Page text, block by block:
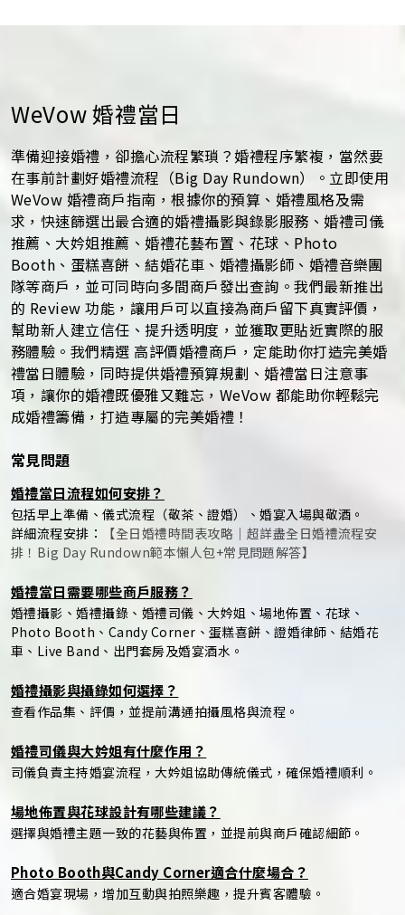
WeVow 婚禮當日
準備迎接婚禮，卻擔心流程繁瑣？婚禮程序繁複，當然要
在事前計劃好婚禮流程（Big Day Rundown）。立即使用
WeVow 婚禮商戶指南，根據你的預算、婚禮風格及需
求，快速篩選出最合適的婚禮攝影與錄影服務、婚禮司儀
推薦、大妗姐推薦、婚禮花藝布置、花球、Photo
Booth、蛋糕喜餅、結婚花車、婚禮攝影師、婚禮音樂團
隊等商戶，並可同時向多間商戶發出查詢。我們最新推出
的 Review 功能，讓用戶可以直接為商戶留下真實評價，
幫助新人建立信任、提升透明度，並獲取更貼近實際的服
務體驗。我們精選 高評價婚禮商戶，定能助你打造完美婚
禮當日體驗，同時提供婚禮預算規劃、婚禮當日注意事
項，讓你的婚禮既優雅又難忘，WeVow 都能助你輕鬆完
成婚禮籌備，打造專屬的完美婚禮！
常見問題
婚禮當日流程如何安排？
包括早上準備、儀式流程（敬茶、證婚）、婚宴入場與敬酒。
詳細流程安排：
【全日婚禮時間表攻略｜超詳盡全日婚禮流程安
排！Big Day Rundown範本懶人包+常見問題解答】
婚禮當日需要哪些商戶服務？
婚禮攝影、婚禮攝錄、婚禮司儀、大妗姐、場地佈置、花球、
Photo Booth、Candy Corner、蛋糕喜餅、證婚律師、結婚花
車、Live Band、出門套房及婚宴酒水。
婚禮攝影與攝錄如何選擇？
查看作品集、評價，並提前溝通拍攝風格與流程。
婚禮司儀與大妗姐有什麼作用？
司儀負責主持婚宴流程，大妗姐協助傳統儀式，確保婚禮順利。
場地佈置與花球設計有哪些建議？
選擇與婚禮主題一致的花藝與佈置，並提前與商戶確認細節。
Photo Booth與Candy Corner適合什麼場合？
適合婚宴現場，增加互動與拍照樂趣，提升賓客體驗。